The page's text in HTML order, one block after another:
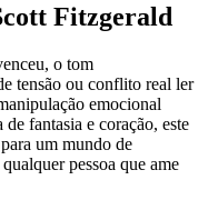
Fitzgerald
o tom
tensão ou conflito real ler
emocional
fantasia e coração, este
um mundo de
pessoa que ame